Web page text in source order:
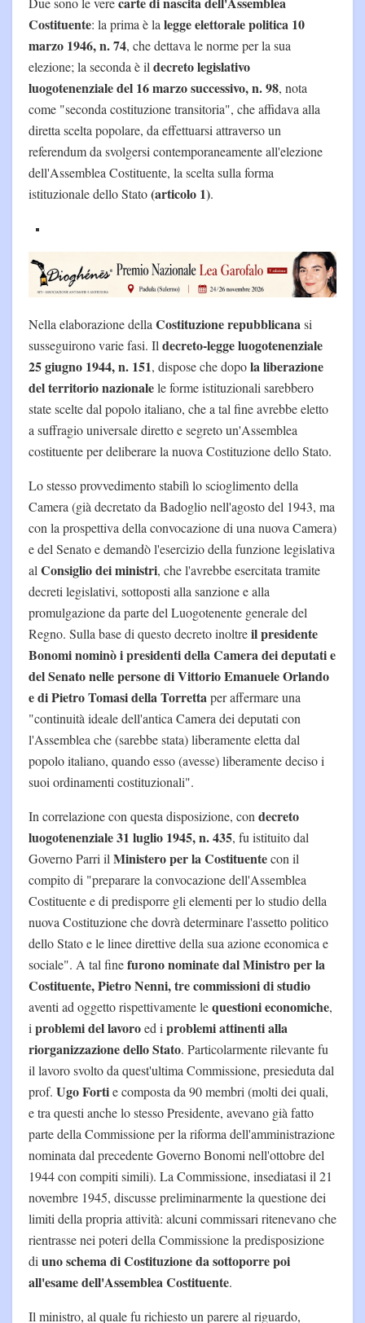
Costituente: la prima è la legge elettorale politica 10
marzo 1946, n. 74, che dettava le norme per la sua
elezione; la seconda è il decreto legislativo
luogotenenziale del 16 marzo successivo, n. 98, nota
come "seconda costituzione transitoria", che affidava alla
diretta scelta popolare, da effettuarsi attraverso un
referendum da svolgersi contemporaneamente all'elezione
dell'Assemblea Costituente, la scelta sulla forma
istituzionale dello Stato(articolo 1).
Nella elaborazione della Costituzione repubblicana si
susseguirono varie fasi. Il decreto-legge luogotenenziale
25 giugno 1944, n. 151, dispose che dopola liberazione
del territorio nazionalele forme istituzionali sarebbero
state scelte dal popolo italiano, che a tal fine avrebbe eletto
a suffragio universale diretto e segreto un'Assemblea
costituente per deliberare la nuova Costituzione dello Stato.
Lo stesso provvedimento stabilì lo scioglimento della
Camera (già decretato da Badoglio nell'agosto del 1943, ma
con la prospettiva della convocazione di una nuova Camera)
e del Senato e demandò l'esercizio della funzione legislativa
al Consiglio dei ministri, che l'avrebbe esercitata tramite
decreti legislativi, sottoposti alla sanzione e alla
promulgazione da parte del Luogotenente generale del
Regno. Sulla base di questo decreto inoltreil presidente
Bonomi nominò i presidenti della Camera dei deputati e
del Senato nelle persone di Vittorio Emanuele Orlando
e di Pietro Tomasi della Torretta per affermare una
"continuità ideale dell'antica Camera dei deputati con
l'Assemblea che (sarebbe stata) liberamente eletta dal
popolo italiano, quando esso (avesse) liberamente deciso i
suoi ordinamenti costituzionali".
In correlazione con questa disposizione, con decreto
luogotenenziale 31 luglio 1945, n. 435, fu istituito dal
Governo Parri il Ministero per la Costituentecon il
compito di "preparare la convocazione dell'Assemblea
Costituente e di predisporre gli elementi per lo studio della
nuova Costituzione che dovrà determinare l'assetto politico
dello Stato e le linee direttive della sua azione economica e
sociale". A tal finefurono nominate dal Ministro per la
Costituente, Pietro Nenni, tre commissioni di studio
aventi ad oggetto rispettivamente lequestioni economiche,
i problemi del lavoroed i problemi attinenti alla
riorganizzazione dello Stato. Particolarmente rilevante fu
il lavoro svolto da quest'ultima Commissione, presieduta dal
prof. Ugo Fortie composta da 90 membri (molti dei quali,
e tra questi anche lo stesso Presidente, avevano già fatto
parte della Commissione per la riforma dell'amministrazione
nominata dal precedente Governo Bonomi nell'ottobre del
1944 con compiti simili). La Commissione, insediatasi il 21
novembre 1945, discusse preliminarmente la questione dei
limiti della propria attività: alcuni commissari ritenevano che
rientrasse nei poteri della Commissione la predisposizione
di uno schema di Costituzione da sottoporre poi
all'esame dell'Assemblea Costituente.
Il ministro, al quale fu richiesto un parere al riguardo,